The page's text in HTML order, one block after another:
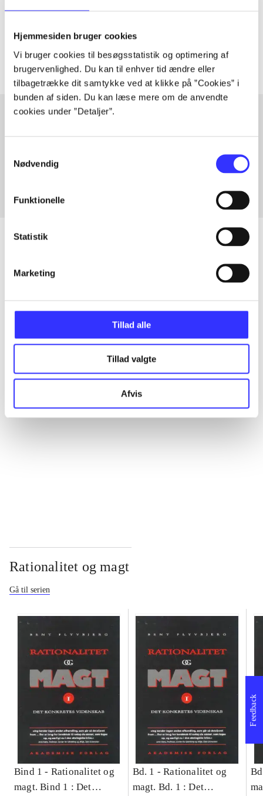
Hjemmesiden bruger cookies
Vi bruger cookies til besøgsstatistik og optimering af
brugervenlighed. Du kan til enhver tid ændre eller
tilbagetrække dit samtykke ved at klikke på ”Cookies” i
bunden af siden. Du kan læse mere om de anvendte
cookies under ”Detaljer”.
Nødvendig
Funktionelle
Statistik
Marketing
Tillad alle
Tillad valgte
Afvis
Artiklerne i handler ofte om
Fra
Artikler
Rationalitet og magt
Gå til serien
Bind 1 - Rationalitet og
magt. Bind 1 : Det
Bd. 1 -Rationalitet og
magt. Bd. 1 : Det
Feedback